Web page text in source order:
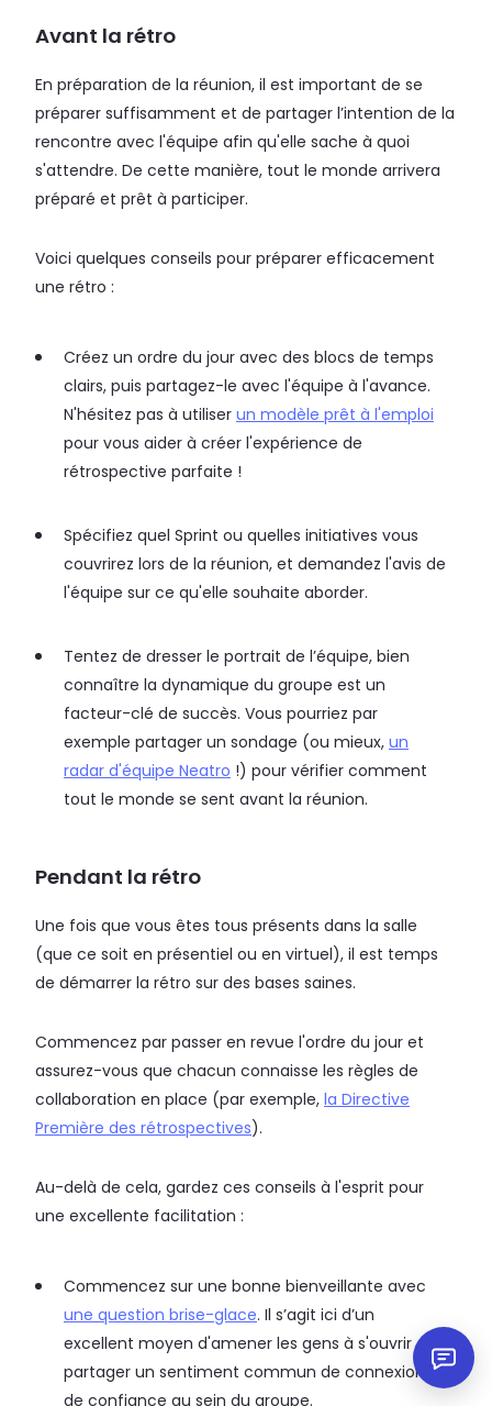
Avant la rétro
En préparation de la réunion, il est important de se
préparer suffisamment et de partager l’intention de la
rencontre avec l'équipe afin qu'elle sache à quoi
s'attendre. De cette manière, tout le monde arrivera
préparé et prêt à participer.
Voici quelques conseils pour préparer efficacement
une rétro :
Créez un ordre du jour avec des blocs de temps
clairs, puis partagez-le avec l'équipe à l'avance.
N'hésitez pas à utiliser un modèle prêt à l'emploi
pour vous aider à créer l'expérience de
rétrospective parfaite !
Spécifiez quel Sprint ou quelles initiatives vous
couvrirez lors de la réunion, et demandez l'avis de
l'équipe sur ce qu'elle souhaite aborder.
Tentez de dresser le portrait de l’équipe, bien
connaître la dynamique du groupe est un
facteur-clé de succès. Vous pourriez par
exemple partager un sondage (ou mieux, un
radar d'équipe Neatro !) pour vérifier comment
tout le monde se sent avant la réunion.
Pendant la rétro
Une fois que vous êtes tous présents dans la salle
(que ce soit en présentiel ou en virtuel), il est temps
de démarrer la rétro sur des bases saines.
Commencez par passer en revue l'ordre du jour et
assurez-vous que chacun connaisse les règles de
collaboration en place (par exemple, la Directive
Première des rétrospectives).
Au-delà de cela, gardez ces conseils à l'esprit pour
une excellente facilitation :
Commencez sur une bonne bienveillante avec
une question brise-glace. Il s’agit ici d’un
excellent moyen d'amener les gens à s'ouvrir et à
partager un sentiment commun de connexion et
de confiance au sein du groupe.